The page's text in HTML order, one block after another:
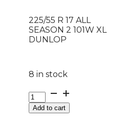
225/55 R 17 ALL
SEASON 2 101W XL
DUNLOP
8 in stock
225/55
R
17Add to cart